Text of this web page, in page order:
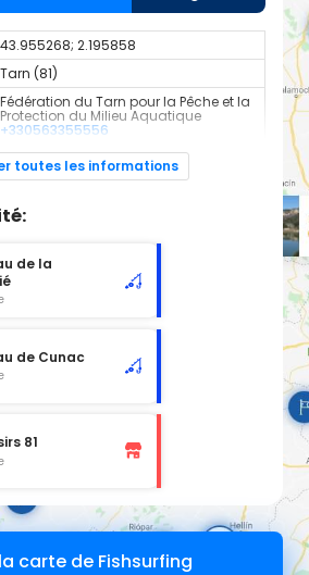
43.955268; 2.195858
Tarn (81)
Fédération du Tarn pour la Pêche et la
Protection du Milieu Aquatique
+330563355556
Carnassier, carpe, poisson blanc
de 1.51 km.
toutes les informations
de la
de Cunac
81
carte de Fishsurfing